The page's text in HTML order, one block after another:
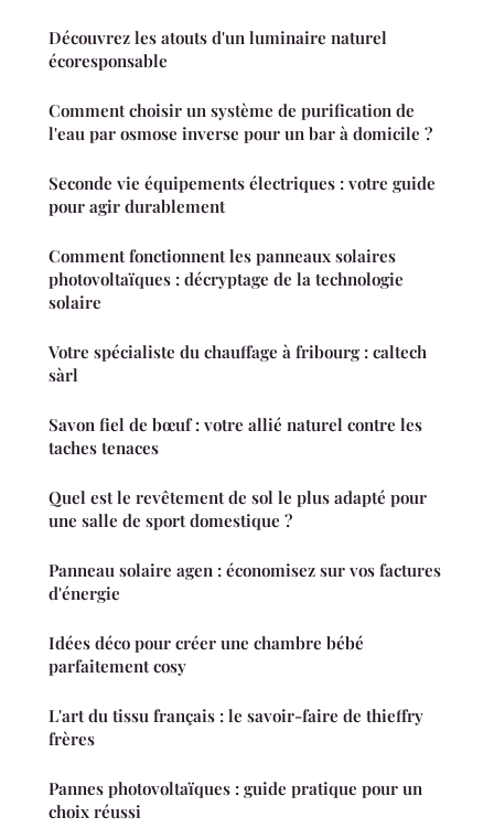
Découvrez les atouts d'un luminaire naturel
écoresponsable
Comment choisir un système de purification de
l'eau par osmose inverse pour un bar à domicile ?
Seconde vie équipements électriques : votre guide
pour agir durablement
Comment fonctionnent les panneaux solaires
photovoltaïques : décryptage de la technologie
solaire
Votre spécialiste du chauffage à fribourg : caltech
sàrl
Savon fiel de bœuf : votre allié naturel contre les
taches tenaces
Quel est le revêtement de sol le plus adapté pour
une salle de sport domestique ?
Panneau solaire agen : économisez sur vos factures
d'énergie
Idées déco pour créer une chambre bébé
parfaitement cosy
L'art du tissu français : le savoir-faire de thieffry
frères
Pannes photovoltaïques : guide pratique pour un
choix réussi